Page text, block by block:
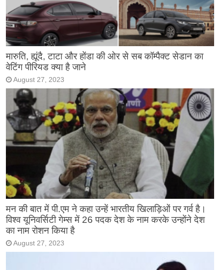
मारुति, ह्यूंदै, टाटा और होंडा की ओर से सब कॉम्पैक्ट सेडान का
वेटिंग पीरियड क्या है जाने
August 27, 2023
मन की बात में पी.एम ने कहा उन्हें भारतीय खिलाड़िओं पर गर्व है।
विश्व यूनिवर्सिटी गेम्स में 26 पदक देश के नाम करके उन्होंने देश
का नाम रोशन किया है
August 27, 2023